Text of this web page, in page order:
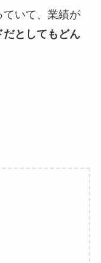
ていて、業績が
だとしてもどん